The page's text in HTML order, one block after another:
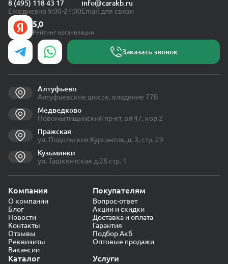
8 (495) 118 43 17
Ежедневно 9:00-21:00
info@carakb.ru
Email для связи
5,0
Рейтинг организации
Заказать звонок
Алтуфьево
Алтуфьевское шоссе, владение 77Б
Медведково
Новомытищинский пр-кт, вл 47, кор 2
Пражская
ул. Подольских Курсантов, д. 3, стр. 29
Кузьминки
ул. Ташкентская д.28 стр. 1
Компания
О компании
Блог
Новости
Контакты
Отзывы
Реквизиты
Вакансии
Покупателям
Вопрос-ответ
Акции и скидки
Доставка и оплата
Гарантия
Подбор Акб
Оптовые продажи
Каталог Услуги